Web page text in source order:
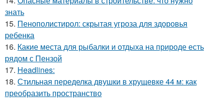
знать
15. Пенополистирол: скрытая угроза для здоровья
ребенка
16. Какие места для рыбалки и отдыха на природе есть
рядом с Пензой
17. Headlines:
18. Стильная переделка двушки в хрущевке 44 м: как
преобразить пространство